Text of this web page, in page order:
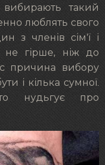
вибирають такий
люблять свого
з членів сім’ї і
не гірше, ніж до
причина вибору
і кілька сумної.
нудьгує про